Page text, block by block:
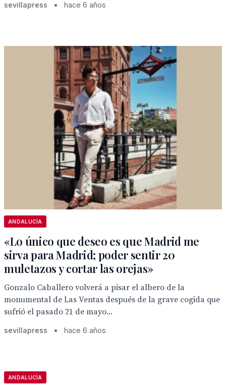
sevillapress • hace 6 años
ANDALUCÍA
«Lo único que deseo es que Madrid me
sirva para Madrid; poder sentir 20
muletazos y cortar las orejas»
Gonzalo Caballero volverá a pisar el albero de la
monumental de Las Ventas después de la grave cogida que
sufrió el pasado 21 de mayo...
sevillapress • hace 6 años
ANDALUCÍA